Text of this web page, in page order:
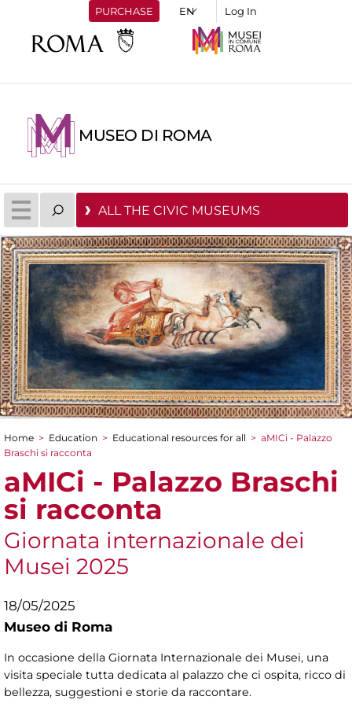
PURCHASE Log In
MUSEO DI ROMA
ALL THE CIVIC MUSEUMS
You are here
Home > Education > Educational resources for all > aMICi - Palazzo
Braschi si racconta
aMICi - Palazzo Braschi
si racconta
Giornata internazionale dei
Musei 2025
18/05/2025
Museo di Roma
In occasione della Giornata Internazionale dei Musei, una
visita speciale tutta dedicata al palazzo che ci ospita, ricco di
bellezza, suggestioni e storie da raccontare.